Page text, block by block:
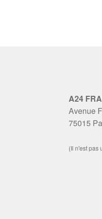
A24
Avenue
75015
(Il n'est pas